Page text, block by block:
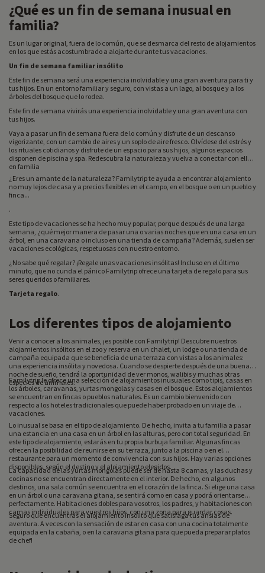
¿Qué es un fin de semana inusual en
familia?
Es un lugar original, fuera de lo común, que se desmarca del resto de alojamientos
en los que estás acostumbrado a alojarte durante tus vacaciones.
Un fin de semana familiar insólito
Este fin de semana será una experiencia inolvidable y una gran aventura para ti y
tus hijos. En un entorno familiar y seguro, con vistas a un lago, al bosque y a los
árboles del bosque que lo rodea.
Este fin de semana vivirás una experiencia inolvidable y una gran aventura con
tus hijos.
Vaya a pasar un fin de semana fuera de lo común y disfrute de un descanso
vigorizante, con un cambio de aires y un soplo de aire fresco. Olvídese del estrés y
los rituales cotidianos y disfrute de un espacio para sus hijos, algunos espacios
disponen de piscina y spa. Redescubra la naturaleza y vuelva a conectar con ella
en familia
¿Eres un amante de la naturaleza? Familytrip te ayuda a encontrar alojamiento
no muy lejos de casa y a precios flexibles en el campo, en el bosque o en un pueblo y
finca...
.
Este tipo de vacaciones se ha hecho muy popular, porque después de una larga
semana, ¿qué mejor manera de pasar una o varias noches que en una casa en un
árbol, en una caravana o incluso en una tienda de campaña? Además, suelen ser
vacaciones ecológicas, respetuosas con nuestro entorno.
¿No sabe qué regalar? ¡Regale unas vacaciones insólitas! Incluso en el último
minuto, que no cunda el pánico Familytrip ofrece una tarjeta de regalo para sus
seres queridos o familiares.
Tarjeta regalo.
Los diferentes tipos de alojamiento
Venir a conocer a los animales, ¡es posible con Familytrip! Descubre nuestros
alojamientos insólitos en el zoo y reserva en un chalet, un lodge o una tienda de
campaña equipada que se beneficia de una terraza con vistas a los animales:
una experiencia insólita y novedosa. Cuando se despierte después de una buena
noche de sueño, tendrá la oportunidad de ver monos, walibis y muchas otras
especies de animales.
Familytrip le ofrece una selección de alojamientos inusuales como tipis, casas en
los árboles, caravanas, yurtas mongolas y casas en el bosque. Estos alojamientos
se encuentran en fincas o pueblos naturales. Es un cambio bienvenido con
respecto a los hoteles tradicionales que puede haber probado en un viaje de
vacaciones.
Lo inusual se basa en el tipo de alojamiento. De hecho, invita a tu familia a pasar
una estancia en una casa en un árbol en las alturas, pero con total seguridad. En
este tipo de alojamiento, estarás en tu propia burbuja familiar. Algunas fincas
ofrecen la posibilidad de reunirse en su terraza, junto a la piscina o en el
restaurante para un momento de convivencia con sus hijos. Hay varias opciones
disponibles, según el destino y el alojamiento elegidos.
La capacidad de las yurtas mongolas puede ser de hasta 8 camas, y las duchas y
cocinas no se encuentran directamente en el interior. De hecho, en algunos
destinos, una sala común se encuentra en el corazón de la finca. Si elige una casa
en un árbol o una caravana gitana, se sentirá como en casa y podrá orientarse
perfectamente. Habitaciones dobles para vosotros, los padres, y habitaciones con
camas individuales para vuestros hijos, con una zona para guardar cosas.
Seguro que encuentras el alojamiento insólito que satisfaga tus ansias de
aventura. A veces con la sensación de estar en casa con una cocina totalmente
equipada en la cabaña, o en la caravana gitana para que pueda preparar platos
de chef!